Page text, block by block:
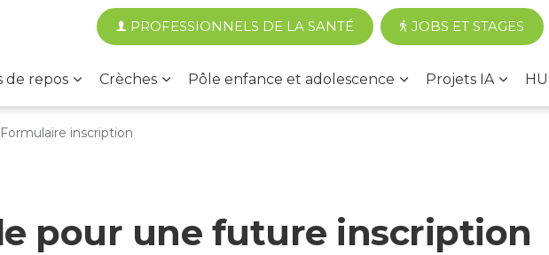
Accéder au contenu principal
de repos Crèches Pôle enfance et adolescence Projets IA
PROFESSIONNELS DE LA SANTÉ JOBS ET STAGES
Formulaire inscription
pour une future inscription